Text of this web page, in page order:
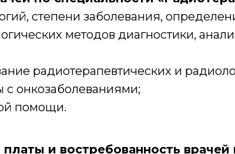
степени заболевания,
методов диагностики,
радиотерапевтических и
онкозаболеваниями;
помощи.
и востребованность врачей